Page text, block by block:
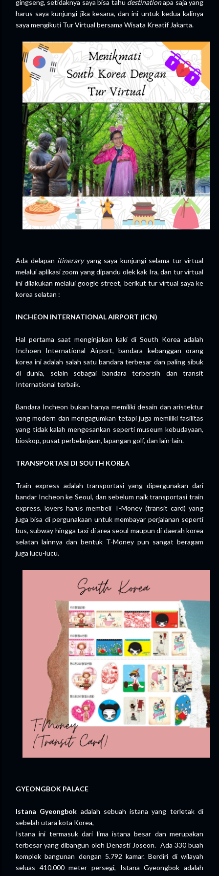
gingseng, setidaknya saya bisa tahu destinationapa saja yang
harus saya kunjungi jika kesana, dan ini untuk kedua kalinya
saya mengikuti Tur Virtual bersama Wisata Kreatif Jakarta.
Ada delapan itinerary yang saya kunjungi selama tur virtual
melalui aplikasi zoom yang dipandu olek kak Ira, dan tur virtual
ini dilakukan melalui google street, berikut tur virtual saya ke
korea selatan :
INCHEON INTERNATIONAL AIRPORT (ICN)
Hal pertama saat menginjakan kaki di South Korea adalah
Inchoen International Airport, bandara kebanggan orang
korea ini adalah salah satu bandara terbesar dan paling sibuk
di dunia, selain sebagai bandara terbersih dan transit
International terbaik.
Bandara Incheon bukan hanya memiliki desain dan aristektur
yang modern dan mengagumkan tetapi juga memiliki fasilitas
yang tidak kalah mengesankan seperti museum kebudayaan,
bioskop, pusat perbelanjaan, lapangan golf, dan lain-lain.
TRANSPORTASI DI SOUTH KOREA
Train express adalah transportasi yang dipergunakan dari
bandar Incheon ke Seoul, dan sebelum naik transportasi train
express, lovers harus membeli T-Money (transit card) yang
juga bisa di pergunakaan untuk membayar perjalanan seperti
bus, subway hingga taxi di area seoul maupun di daerah korea
selatan lainnya dan bentuk T-Money pun sangat beragam
juga lucu-lucu.
GYEONGBOK PALACE
Istana Gyeongbok adalah sebuah istana yang terletak di
sebelah utara kota Korea,
Istana ini termasuk dari lima istana besar dan merupakan
terbesar yang dibangun oleh Denasti Joseon. Ada 330 buah
komplek bangunan dengan 5.792 kamar. Berdiri di wilayah
seluas 410.000 meter persegi, Istana Gyeongbok adalah